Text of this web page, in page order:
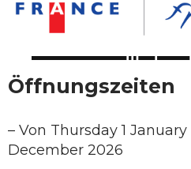
Öffnungszeiten
– Von Thursday 1
December 2026